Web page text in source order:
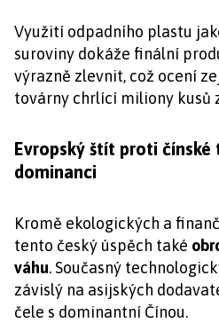
Využití odpadního plastu
suroviny dokáže finální
výrazně zlevnit, což ocení
továrny chrlící miliony kusů
Evropský štít proti
dominanci
Kromě ekologických a
tento český úspěch také
váhu. Současný
závislý na asijských
čele s dominantní Čínou.